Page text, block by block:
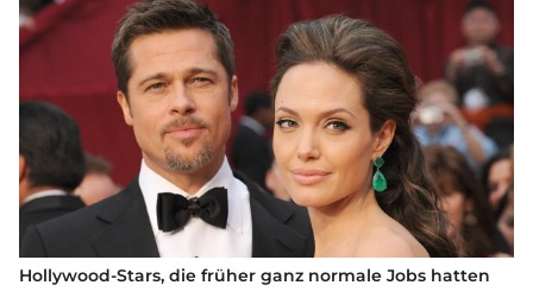
Hollywood-Stars, die früher ganz normale Jobs hatten